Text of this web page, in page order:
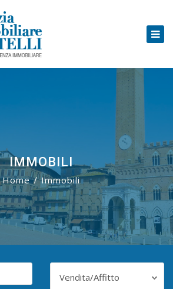
IMMOBILI
Home Immobili
Vendita/Affitto